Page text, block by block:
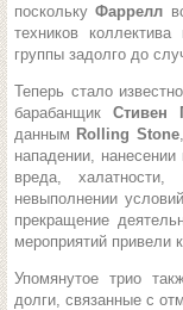
посколькуФаррелл
техников
группы задолго до
Теперь стало
барабанщик Стивен
данным Rolling Stone
нападении,
вреда, халатности,
невыполнении
прекращение
мероприятий привели
Упомянутое трио
долги, связанные с